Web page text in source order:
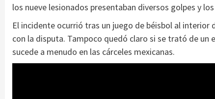
los nueve lesionados presentaban diversos golpes y
El incidente ocurrió tras un juego de béisbol al
con la disputa. Tampoco quedó claro si se trató de
sucede a menudo en las cárceles mexicanas.